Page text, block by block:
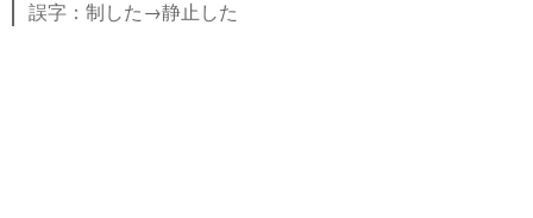
誤字：制した→静止した